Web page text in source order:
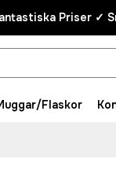
Priser ✓
Flaskor